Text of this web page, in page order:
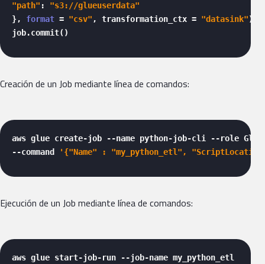
"path" : "s3://glueuserdata"
}, format = "csv" , transformation_ctx = "datasink")
job.commit()
Creación de un Job mediante línea de comandos:
aws glue create-job --name python-job-cli --role
--command
'{"Name" : "my_python_etl",
Ejecución de un Job mediante línea de comandos:
aws glue start-job-run --job-name my_python_etl